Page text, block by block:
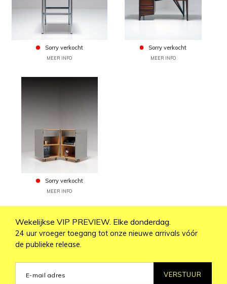
Sorry verkocht
MEER INFO
Sorry verkocht
MEER INFO
Sorry verkocht
MEER INFO
Wekelijkse VIP PREVIEW. Elke donderdag.
24 uur vroeger toegang tot onze nieuwe arrivals vóór
de publieke release.
VERSTUUR